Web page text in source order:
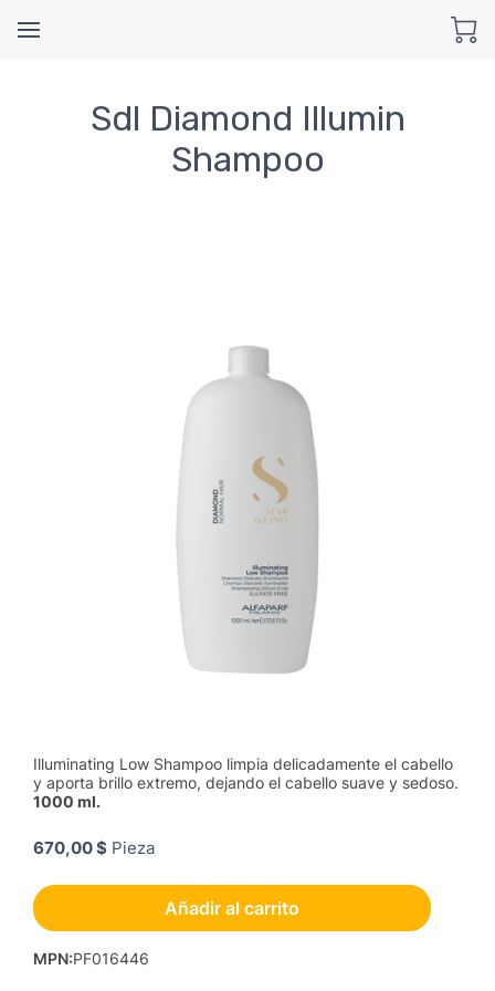
Sdl Diamond Illumin
Shampoo
Illuminating Low Shampoo limpia delicadamente el cabello
y aporta brillo extremo, dejando el cabello suave y sedoso.
1000 ml.
670,00 $ Pieza
Añadir al carrito
MPN:PF016446